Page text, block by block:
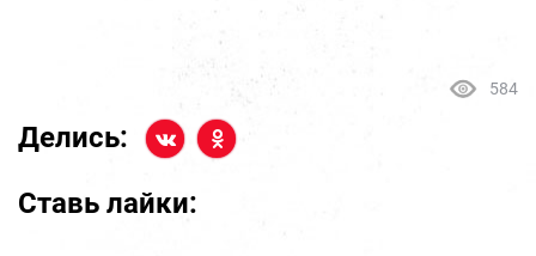
584
Делись:
Ставь лайки: